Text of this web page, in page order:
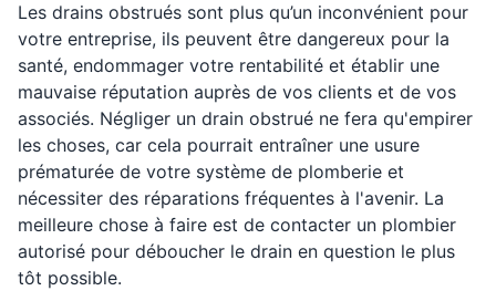
Les drains obstrués sont plus qu’un inconvénient pour
votre entreprise, ils peuvent être dangereux pour la
santé, endommager votre rentabilité et établir une
mauvaise réputation auprès de vos clients et de vos
associés. Négliger un drain obstrué ne fera qu'empirer
les choses, car cela pourrait entraîner une usure
prématurée de votre système de plomberie et
nécessiter des réparations fréquentes à l'avenir. La
meilleure chose à faire est de contacter un plombier
autorisé pour déboucher le drain en question le plus
tôt possible.